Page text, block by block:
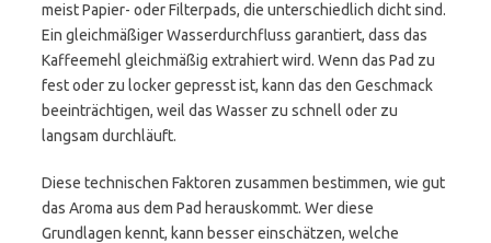
meist Papier- oder Filterpads, die unterschiedlich dicht sind.
Ein gleichmäßiger Wasserdurchfluss garantiert, dass das
Kaffeemehl gleichmäßig extrahiert wird. Wenn das Pad zu
fest oder zu locker gepresst ist, kann das den Geschmack
beeinträchtigen, weil das Wasser zu schnell oder zu
langsam durchläuft.
Diese technischen Faktoren zusammen bestimmen, wie gut
das Aroma aus dem Pad herauskommt. Wer diese
Grundlagen kennt, kann besser einschätzen, welche